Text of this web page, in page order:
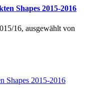
Shapes 2015-2016
16, ausgewählt von
Shapes 2015-2016